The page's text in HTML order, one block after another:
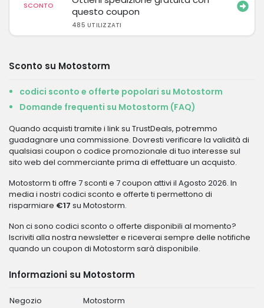
SCONTO
questo coupon
485 UTILIZZATI
Sconto su Motostorm
codici sconto e offerte popolari su Motostorm
Domande frequenti su Motostorm (FAQ)
Quando acquisti tramite i link su TrustDeals, potremmo
guadagnare una commissione. Dovresti verificare la validità di
qualsiasi coupon o codice promozionale di tuo interesse sul
sito web del commerciante prima di effettuare un acquisto.
Motostorm ti offre 7 sconti e 7 coupon attivi il Agosto 2026. In
media i nostri codici sconto e offerte ti permettono di
risparmiare €17 su Motostorm.
Non ci sono codici sconto o offerte disponibili al momento?
Iscriviti alla nostra newsletter e riceverai sempre delle notifiche
quando un coupon di Motostorm sarà disponibile.
Informazioni su Motostorm
Negozio
Motostorm